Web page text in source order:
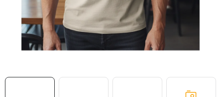
O nás Časté otázky
Doprava a platba
Obchodní podmínky
Zásady zpracování ochrany osobních údajů
Napište nám